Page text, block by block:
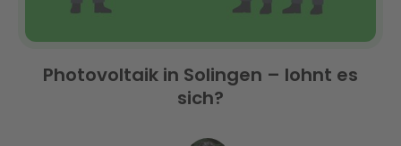
Photovoltaik in Solingen – lohnt es
sich?